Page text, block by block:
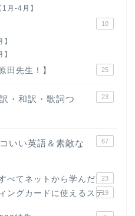
月-4月】
10
田先生！】 25
・和訳・歌詞つ
23
いい英語＆素敵な
67
べてネットから学んだ 23
ングカードに使えるステ19